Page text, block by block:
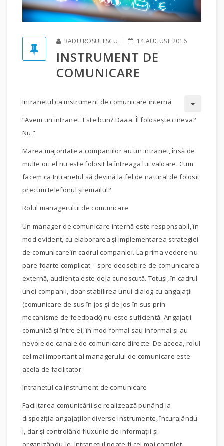
RADU ROSULESCU 14 AUGUST 2016
INSTRUMENT DE
COMUNICARE
Intranetul ca instrument de comunicare internă
“Avem un intranet. Este bun? Daaa. Îl foloseşte cineva?
Nu.”
Marea majoritate a companiilor au un intranet, însă de
multe ori el nu este folosit la întreaga lui valoare. Cum
facem ca Intranetul să devină la fel de natural de folosit
precum telefonul şi emailul?
Rolul managerului de comunicare
Un manager de comunicare internă este responsabil, în
mod evident, cu elaborarea şi implementarea strategiei
de comunicare în cadrul companiei. La prima vedere nu
pare foarte complicat – spre deosebire de comunicarea
externă, audienţa este deja cunoscută. Totuşi, în cadrul
unei companii, doar stabilirea unui dialog cu angajaţii
(comunicare de sus în jos şi de jos în sus prin
mecanisme de feedback) nu este suficientă. Angajaţii
comunică şi între ei, în mod formal sau informal şi au
nevoie de canale de comunicare directe. De aceea, rolul
cel mai important al managerului de comunicare este
acela de facilitator.
Intranetul ca instrument de comunicare
Facilitarea comunicării se realizează punând la
dispoziţia angajaţilor diverse instrumente, încurajându-
i, dar şi controlând fluxurile de informaţii şi